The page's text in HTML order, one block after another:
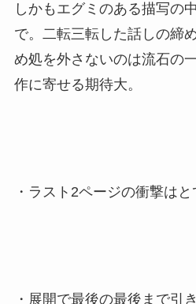
しかもエグミのある描写の
で。二転三転した話しの締
め処を外さないのは流石の
作に寄せる期待大。
・ラスト2ページの衝撃はと
・展開で最後の最後まで引